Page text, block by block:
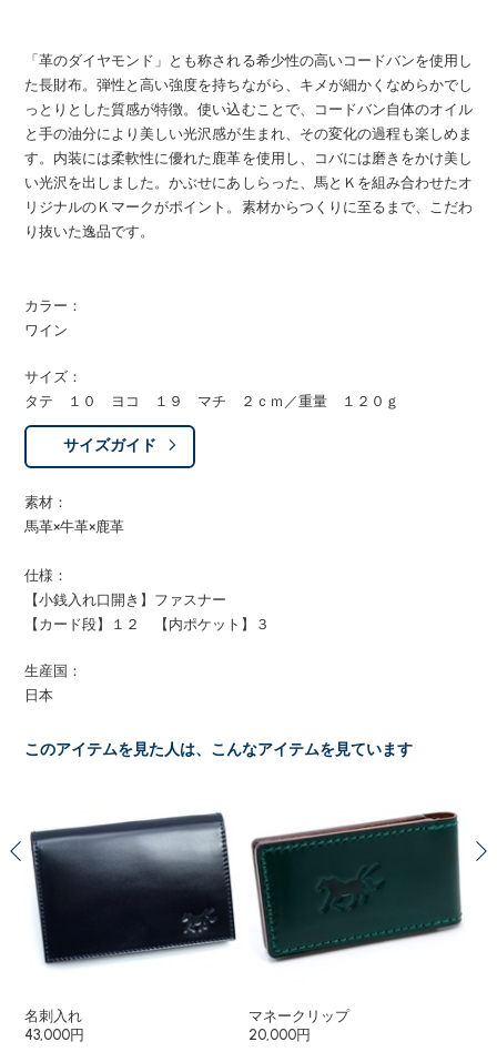
「革のダイヤモンド」とも称される希少性の高いコードバンを使用し
た長財布。弾性と高い強度を持ちながら、キメが細かくなめらかでし
っとりとした質感が特徴。使い込むことで、コードバン自体のオイル
と手の油分により美しい光沢感が生まれ、その変化の過程も楽しめま
す。内装には柔軟性に優れた鹿革を使用し、コバには磨きをかけ美し
い光沢を出しました。かぶせにあしらった、馬とＫを組み合わせたオ
リジナルのＫマークがポイント。素材からつくりに至るまで、こだわ
り抜いた逸品です。
カラー：
ワイン
サイズ：
タテ １０ ヨコ １９ マチ ２ｃｍ／重量 １２０ｇ
サイズガイド
素材：
馬革×牛革×鹿革
仕様：
【小銭入れ口開き】ファスナー
【カード段】１２ 【内ポケット】３
生産国：
日本
このアイテムを見た人は、こんなアイテムを見ています
名刺入れ
43,000円
マネークリップ
20,000円